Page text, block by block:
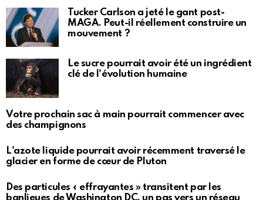
Tucker Carlson a jeté le gant post-
MAGA. Peut-il réellement construire un
mouvement ?
Le sucre pourrait avoir été un ingrédient
clé de l'évolution humaine
Votre prochain sac à main pourrait commencer avec
des champignons
L'azote liquide pourrait avoir récemment traversé le
glacier en forme de cœur de Pluton
Des particules « effrayantes » transitent par les
banlieues de Washington DC, un pas vers un réseau